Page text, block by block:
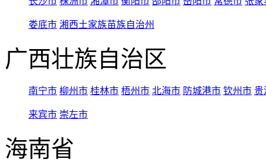
娄底市 湘西土家族苗族自治州
广西壮族自治区
南宁市 柳州市 桂林市 梧州市 北海市 防城港市 钦州市 贵
来宾市 崇左市
海南省